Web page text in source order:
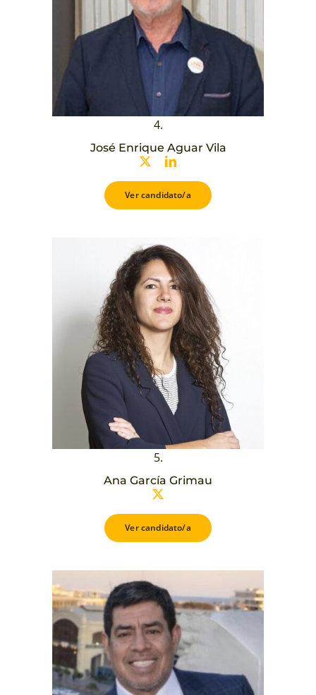
4.
José Enrique Aguar Vila
Ver candidato/a
5.
Ana García Grimau
Ver candidato/a